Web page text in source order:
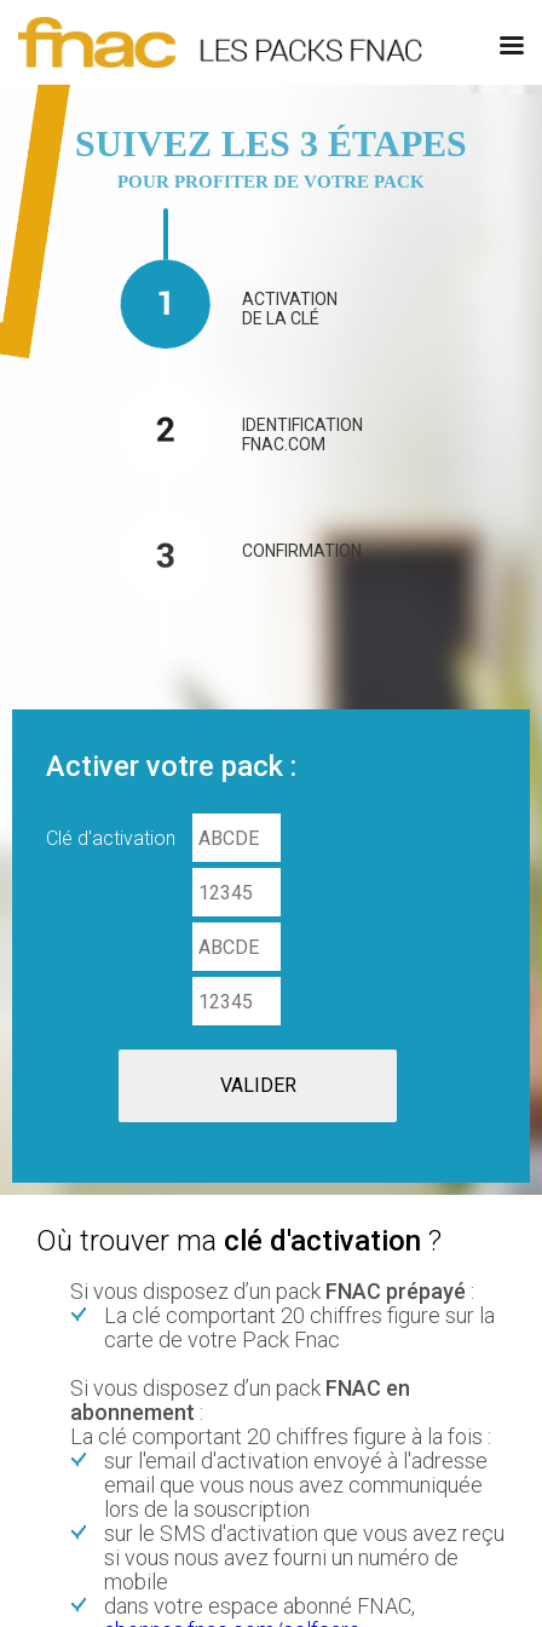
SUIVEZ LES 3 ÉTAPES
POUR PROFITER DE VOTRE PACK
ACTIVATION
DE LA CLÉ
IDENTIFICATION
FNAC.COM
CONFIRMATION
Activer votre pack :
Clé d'activation
Où trouver ma clé d'activation ?
Si vous disposez d’un pack FNAC prépayé :
La clé comportant 20 chiffres figure sur la
carte de votre Pack Fnac
Si vous disposez d’un pack FNAC en
abonnement :
La clé comportant 20 chiffres figure à la fois :
sur l'email d'activation envoyé à l'adresse
email que vous nous avez communiquée
lors de la souscription
sur le SMS d'activation que vous avez reçu
si vous nous avez fourni un numéro de
mobile
dans votre espace abonné FNAC,